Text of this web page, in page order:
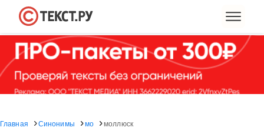
Главная Синонимы мо моллюск